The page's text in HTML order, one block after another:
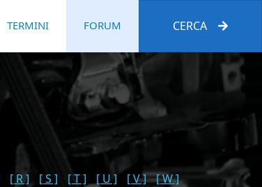
TERMINI FORUM CERCA
[ R ] [ S ] [ T ] [ U ] [ V ]
[ W ]